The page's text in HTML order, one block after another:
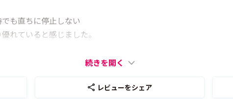
も直ちに停止しない
れていると感じました。
続きを開く
レビューをシェア